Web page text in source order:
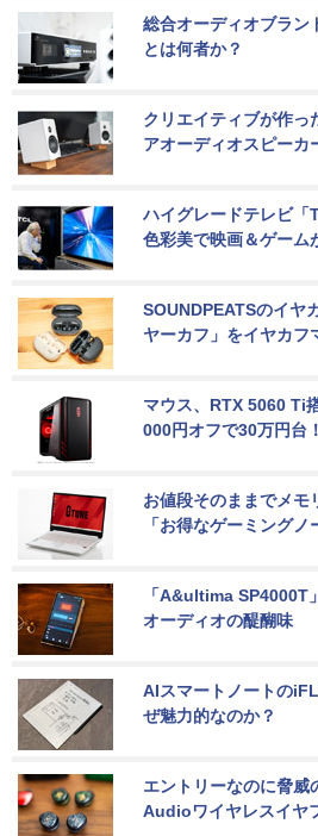
総合オーディオブラン
とは何者か？
クリエイティブが作っ
アオーディオスピーカ
ハイグレードテレビ
色彩美で映画＆ゲーム
SOUNDPEATSのイヤ
ヤーカフ」をイヤカフ
マウス、RTX 5060 Ti
000円オフで30万円台！
お値段そのままでメモ
「お得なゲーミングノ
「A&ultima SP4000T
オーディオの醍醐味
AIスマートノートの
ぜ魅力的なのか？
エントリーなのに脅
Audioワイヤレスイヤ